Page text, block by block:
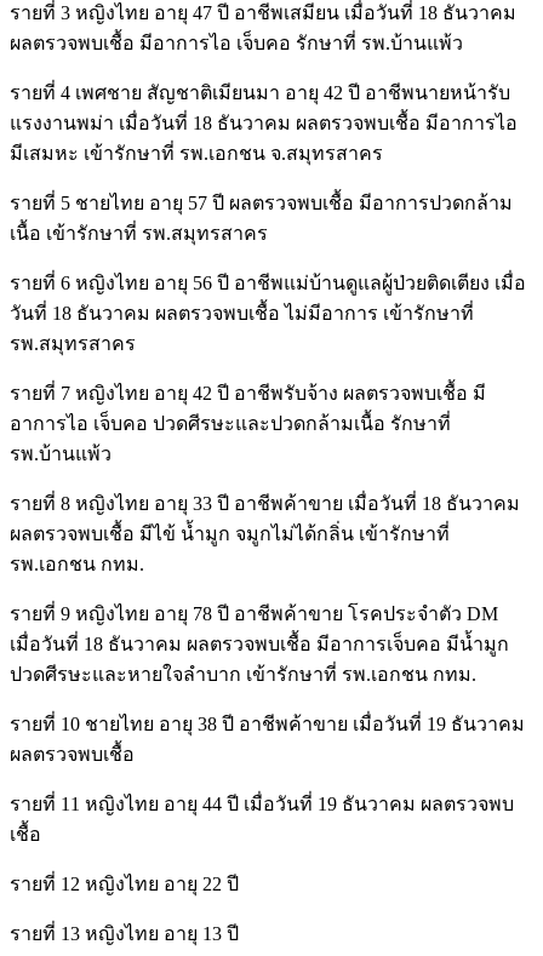
รายที่ 3 หญิงไทย อายุ 47 ปี อาชีพเสมียน เมื่อวันที่ 18 ธันวาคม
ผลตรวจพบเชื้อ มีอาการไอ เจ็บคอ รักษาที่ รพ.บ้านแพ้ว
รายที่ 4 เพศชาย สัญชาติเมียนมา อายุ 42 ปี อาชีพนายหน้ารับ
แรงงานพม่า เมื่อวันที่ 18 ธันวาคม ผลตรวจพบเชื้อ มีอาการไอ
มีเสมหะ เข้ารักษาที่ รพ.เอกชน จ.สมุทรสาคร
รายที่ 5 ชายไทย อายุ 57 ปี ผลตรวจพบเชื้อ มีอาการปวดกล้าม
เนื้อ เข้ารักษาที่ รพ.สมุทรสาคร
รายที่ 6 หญิงไทย อายุ 56 ปี อาชีพแม่บ้านดูแลผู้ป่วยติดเตียง เมื่อ
วันที่ 18 ธันวาคม ผลตรวจพบเชื้อ ไม่มีอาการ เข้ารักษาที่
รพ.สมุทรสาคร
รายที่ 7 หญิงไทย อายุ 42 ปี อาชีพรับจ้าง ผลตรวจพบเชื้อ มี
อาการไอ เจ็บคอ ปวดศีรษะและปวดกล้ามเนื้อ รักษาที่
รพ.บ้านแพ้ว
รายที่ 8 หญิงไทย อายุ 33 ปี อาชีพค้าขาย เมื่อวันที่ 18 ธันวาคม
ผลตรวจพบเชื้อ มีไข้ น้ำมูก จมูกไม่ได้กลิ่น เข้ารักษาที่
รพ.เอกชน กทม.
รายที่ 9 หญิงไทย อายุ 78 ปี อาชีพค้าขาย โรคประจำตัว DM
เมื่อวันที่ 18 ธันวาคม ผลตรวจพบเชื้อ มีอาการเจ็บคอ มีน้ำมูก
ปวดศีรษะและหายใจลำบาก เข้ารักษาที่ รพ.เอกชน กทม.
รายที่ 10 ชายไทย อายุ 38 ปี อาชีพค้าขาย เมื่อวันที่ 19 ธันวาคม
ผลตรวจพบเชื้อ
รายที่ 11 หญิงไทย อายุ 44 ปี เมื่อวันที่ 19 ธันวาคม ผลตรวจพบ
เชื้อ
รายที่ 12 หญิงไทย อายุ 22 ปี
รายที่ 13 หญิงไทย อายุ 13 ปี